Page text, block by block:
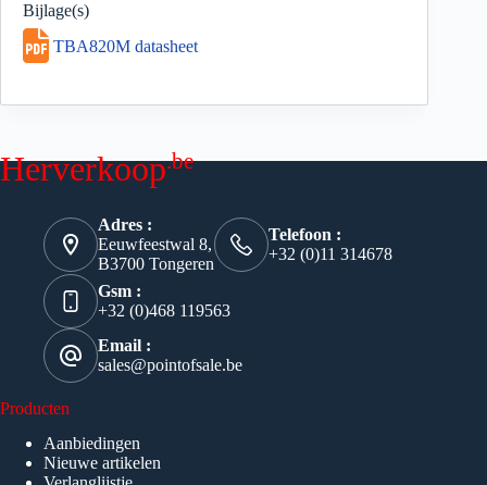
Bijlage(s)
TBA820M datasheet
Herverkoop.be
Adres :
Eeuwfeestwal 8,
B3700 Tongeren
Telefoon :
+32 (0)11 314678
Gsm :
+32 (0)468 119563
Email :
sales@pointofsale.be
Producten
Aanbiedingen
Nieuwe artikelen